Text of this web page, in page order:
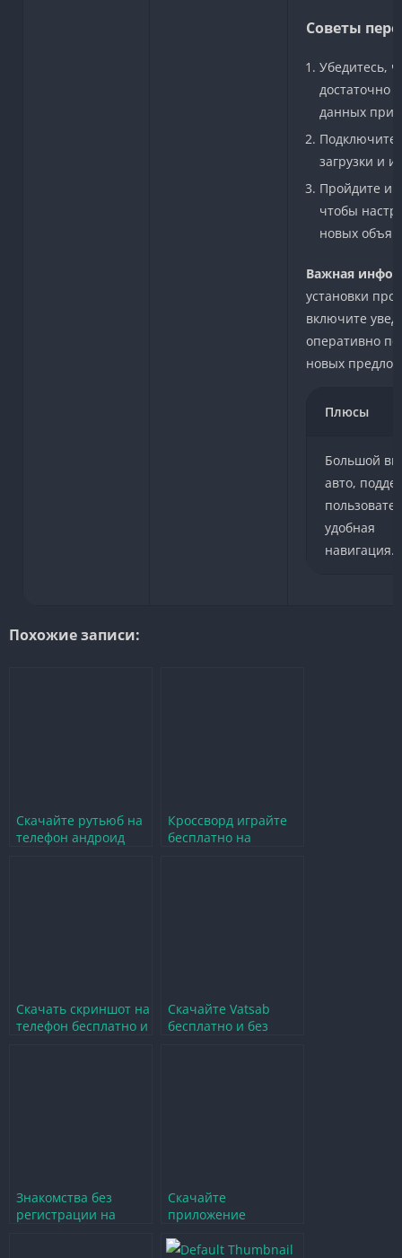
Советы
Убедитесь,
достаточно
данных
Подключите
загрузки и
Пройдите
чтобы
новых
Важная
установки
включите
оперативно
новых
Плюсы
Большой
авто,
удобная
навигация.
Похожие записи:
Скачайте рутьюб на
телефон андроид
Кроссворд играйте
бесплатно на
Скачать скриншот на
телефон бесплатно и
Скачайте Vatsab
бесплатно и без
Знакомства без
регистрации на
Скачайте
приложение
телефон бесплатно